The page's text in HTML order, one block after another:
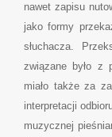
nawet zapisu
jako formy
słuchacza.
związane było z
miało także za
interpretacji
muzycznej